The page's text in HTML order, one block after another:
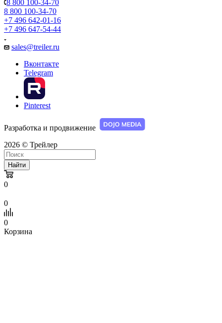
8 800 100-34-70
8 800 100-34-70
+7 496 642-01-16
+7 496 647-54-44
sales@treiler.ru
Вконтакте
Telegram
Pinterest
Разработка и продвижение
2026 © Трейлер
Найти
0
0
0
Корзина